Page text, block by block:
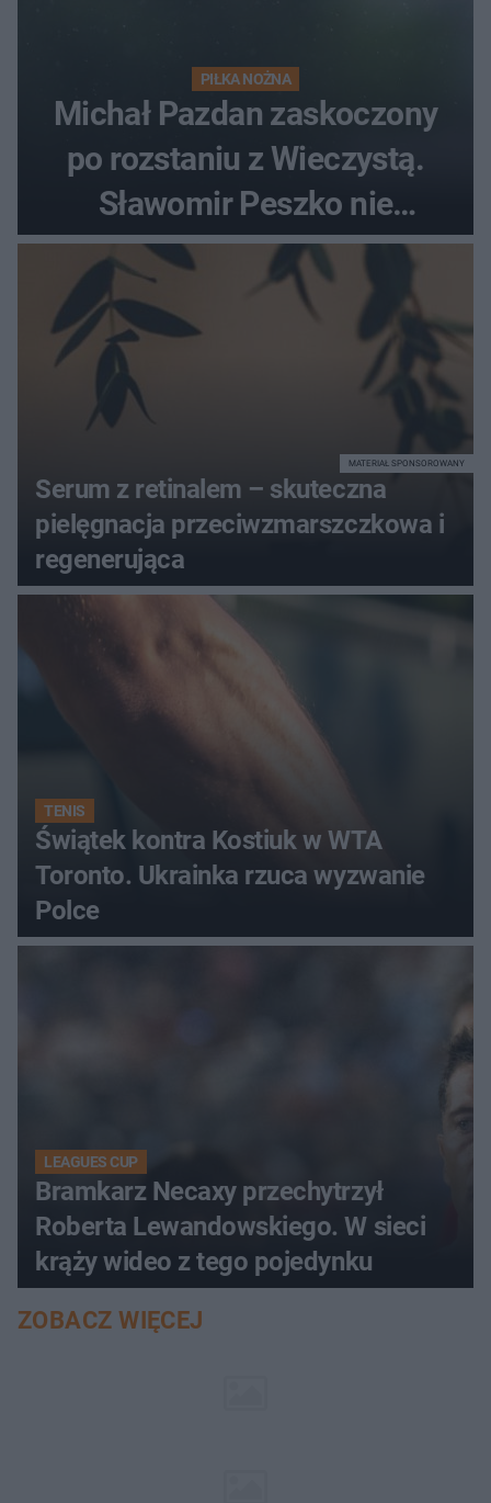
PIŁKA NOŻNA
Michał Pazdan zaskoczony
po rozstaniu z Wieczystą.
Sławomir Peszko nie
dotrzymał słowa?
Serum z retinalem – skuteczna
pielęgnacja przeciwzmarszczkowa i
regenerująca
MATERIAŁ SPONSOROWANY
TENIS
Świątek kontra Kostiuk w WTA
Toronto. Ukrainka rzuca wyzwanie
Polce
LEAGUES CUP
Bramkarz Necaxy przechytrzył
Roberta Lewandowskiego. W sieci
krąży wideo z tego pojedynku
ZOBACZ WIĘCEJ